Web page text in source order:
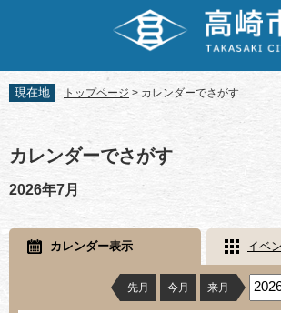
先
頭
を
飛
て
本
現在地 トップページ > カレンダーでさがす
文
カレンダーでさがす
2026年7月
カレンダー表示 イベ
先月 今月 来月